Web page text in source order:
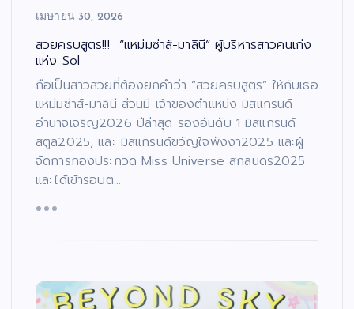
เมษายน 30, 2026
สวยครบสูตร!!! “แหม่มซ่าส์-มาลินี” ผู้บริหารสาวคนเก่ง
แห่ง Sol
ถือเป็นสาวสวยที่ต้องยกคำว่า “สวยครบสูตร” ให้กับเธอ
แหม่มซ่าส์-มาลินี ส่วนมี เจ้าของตำแหน่ง มิสแกรนด์
อำนาจเจริญ2026 ปีล่าสุด รองอันดับ 1 มิสแกรนด์
สตูล2025, และ มิสแกรนด์ขวัญใจพังงา2025 และผู้
จัดการกองประกวด Miss Universe สกลนดร2025
และได้เข้ารอบต…